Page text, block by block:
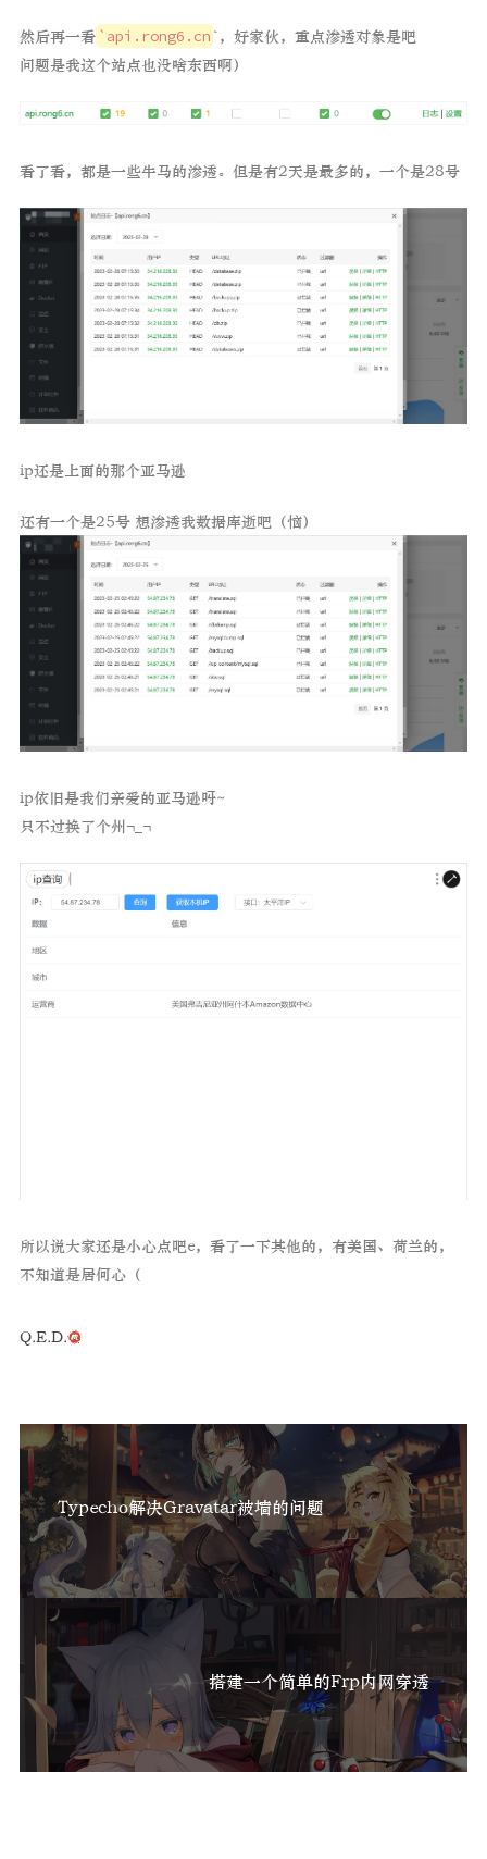
然后再一看 `api.rong6.cn `，好家伙，重点渗透对象是吧
问题是我这个站点也没啥东西啊）
看了看，都是一些牛马的渗透。但是有2天是最多的，一个是28号
ip还是上面的那个亚马逊
还有一个是25号 想渗透我数据库逝吧（恼）
ip依旧是我们亲爱的亚马逊呀~
只不过换了个州¬_¬
所以说大家还是小心点吧e，看了一下其他的，有美国、荷兰的，
不知道是居何心（
Q.E.D.
Typecho解决Gravatar被墙的问题
搭建一个简单的Frp内网穿透